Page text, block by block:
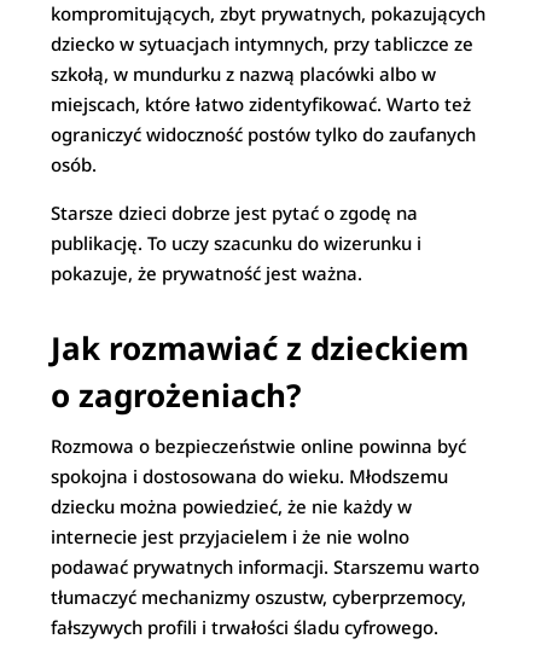
kompromitujących, zbyt prywatnych, pokazujących
dziecko w sytuacjach intymnych, przy tabliczce ze
szkołą, w mundurku z nazwą placówki albo w
miejscach, które łatwo zidentyfikować. Warto też
ograniczyć widoczność postów tylko do zaufanych
osób.
Starsze dzieci dobrze jest pytać o zgodę na
publikację. To uczy szacunku do wizerunku i
pokazuje, że prywatność jest ważna.
Jak rozmawiać z dzieckiem
o zagrożeniach?
Rozmowa o bezpieczeństwie online powinna być
spokojna i dostosowana do wieku. Młodszemu
dziecku można powiedzieć, że nie każdy w
internecie jest przyjacielem i że nie wolno
podawać prywatnych informacji. Starszemu warto
tłumaczyć mechanizmy oszustw, cyberprzemocy,
fałszywych profili i trwałości śladu cyfrowego.